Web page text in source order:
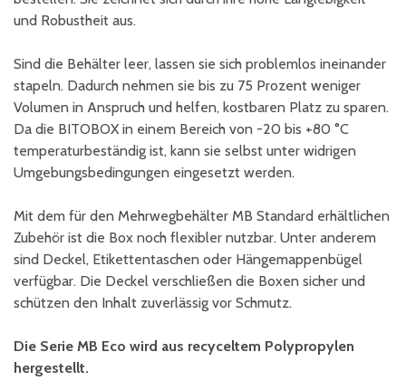
und Robustheit aus.
Sind die Behälter leer, lassen sie sich problemlos ineinander
stapeln. Dadurch nehmen sie bis zu 75 Prozent weniger
Volumen in Anspruch und helfen, kostbaren Platz zu sparen.
Da die BITOBOX in einem Bereich von -20 bis +80 °C
temperaturbeständig ist, kann sie selbst unter widrigen
Umgebungsbedingungen eingesetzt werden.
Mit dem für den Mehrwegbehälter MB Standard erhältlichen
Zubehör ist die Box noch flexibler nutzbar. Unter anderem
sind Deckel, Etikettentaschen oder Hängemappenbügel
verfügbar. Die Deckel verschließen die Boxen sicher und
schützen den Inhalt zuverlässig vor Schmutz.
Die Serie MB Eco wird aus recyceltem Polypropylen
hergestellt.